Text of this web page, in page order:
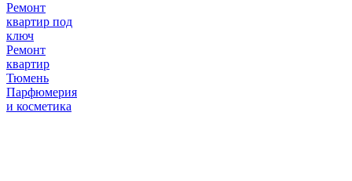
Ремонт
квартир под
ключ
Ремонт
квартир
Тюмень
Парфюмерия
и косметика